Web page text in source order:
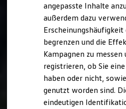
Kosten und Kauf
Verbrauchskosten
Kaufoptionen
E-Auto-Förderung
Software und
Die ID. Software 6
ID. Software
Digitale Extras
Schnittstellen zu
Hybridautos
Marke und Erlebnis
angepasste Inhalte
außerdem dazu
Erscheinungshäufigkeit
begrenzen und die
Kampagnen zu messen
registrieren, ob Sie
haben oder nicht,
genutzt worden sind.
eindeutigen